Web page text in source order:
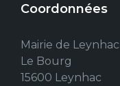
Coordonnées
Mairie de Leynhac
Le Bourg
15600 Leynhac